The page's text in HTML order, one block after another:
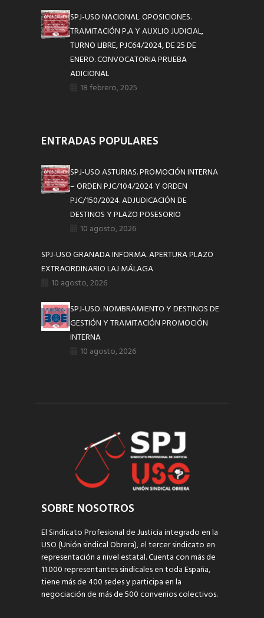
SPJ-USO NACIONAL. OPOSICIONES.
TRAMITACIÓN P.A Y AUXLIO JUDICIAL,
TURNO LIBRE, PJC64/2024, DE 25 DE
ENERO. CONVOCATORIA PRUEBA
ADICIONAL
18 febrero, 2025
ENTRADAS POPULARES
SPJ-USO ASTURIAS. PROMOCIÓN INTERNA
– ORDEN PJC/104/2024 Y ORDEN
PJC/150/2024. ADJUDICACIÓN DE
DESTINOS Y PLAZO POSESORIO
10 agosto, 2026
SPJ-USO GRANADA INFORMA. APERTURA PLAZO
EXTRAORDINARIO LAJ MÁLAGA
10 agosto, 2026
SPJ-USO. NOMBRAMIENTO Y DESTINOS DE
GESTIÓN Y TRAMITACIÓN PROMOCIÓN
INTERNA
10 agosto, 2026
SOBRE NOSOTROS
El Sindicato Profesional de Justicia integrado en la
USO (Unión sindical Obrera), el tercer sindicato en
representación a nivel estatal. Cuenta con más de
11.000 representantes sindicales en toda España,
tiene más de 400 sedes y participa en la
negociación de más de 500 convenios colectivos.